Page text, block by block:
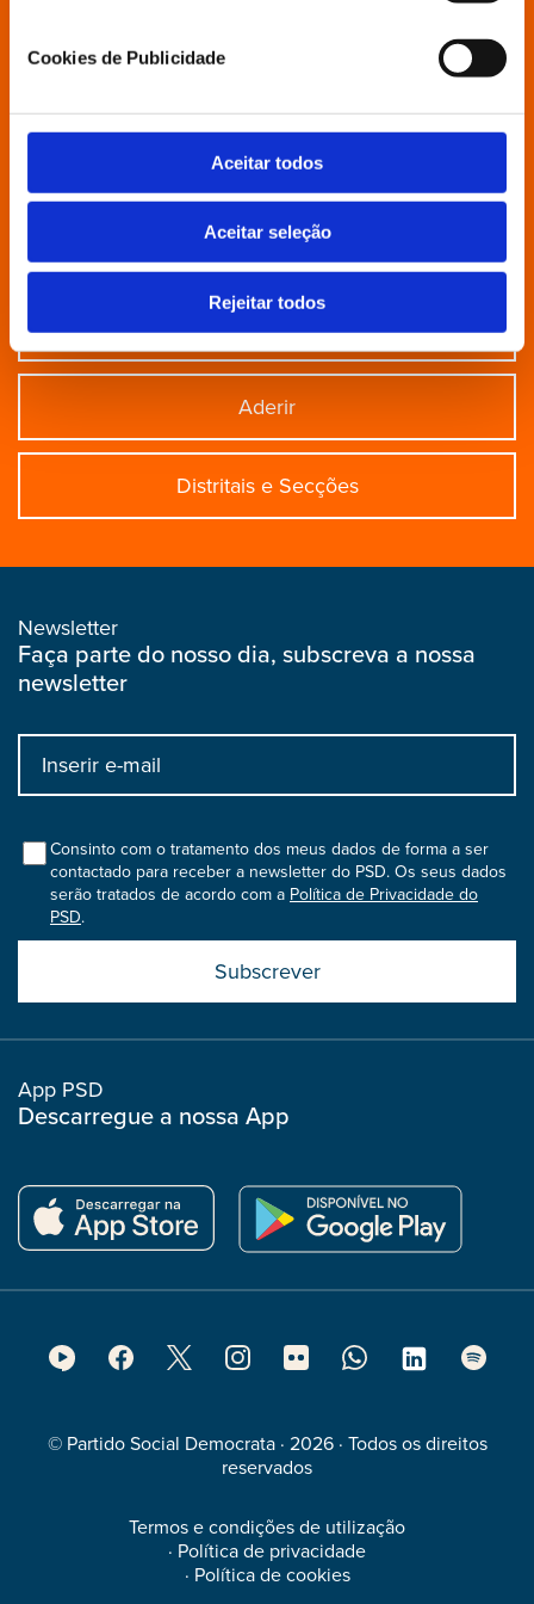
Cookies de Publicidade
Aceitar todos
Aceitar seleção
Rejeitar todos
Grupo Parlamentar
Povo Livre
Contactos
Aderir
Distritais e Secções
Newsletter
Faça parte do nosso dia, subscreva a nossa
newsletter
Input
bootstrap
colConsinto com o tratamento dos meus dados de forma a ser
contactado para receber a newsletter do PSD. Os seus dados
serão tratados de acordo com a Política de Privacidade do
PSD.
boostrap
col
App PSD
Descarregue a nossa App
© Partido Social Democrata · 2026 · Todos os direitos
reservados
Termos e condições de utilização
· Política de privacidade
· Política de cookies
Footer
Media